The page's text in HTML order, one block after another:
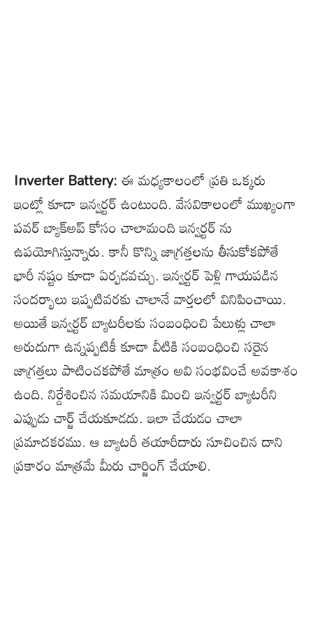
Inverter Battery:ఈ మధ్యకాలంలో ప్రతి ఒక్కరు
ఇంట్లో కూడా ఇన్వర్టర్ ఉంటుంది. వేసవికాలంలో ముఖ్యంగా
పవర్ బ్యాక్అప్ కోసం చాలామంది ఇన్వర్టర్ ను
ఉపయోగిస్తున్నారు. కానీ కొన్ని జాగ్రత్తలను తీసుకోకపోతే
భారీ నష్టం కూడా ఏర్పడవచ్చు. ఇన్వర్టర్ పెళ్లి గాయపడిన
సందర్భాలు ఇప్పటివరకు చాలానే వార్తలలో వినిపించాయి.
అయితే ఇన్వర్టర్ బ్యాటరీలకు సంబంధించి పేలుళ్లు చాలా
అరుదుగా ఉన్నప్పటికీ కూడా వీటికి సంబంధించి సరైన
జాగ్రత్తలు పాటించకపోతే మాత్రం అవి సంభవించే అవకాశం
ఉంది. నిర్దేశించిన సమయానికి మించి ఇన్వర్టర్ బ్యాటరీని
ఎప్పుడు చార్జ్ చేయకూడదు. ఇలా చేయడం చాలా
ప్రమాదకరము. ఆ బ్యాటరీ తయారీదారు సూచించిన దాని
ప్రకారం మాత్రమే మీరు చార్జింగ్ చేయాలి.